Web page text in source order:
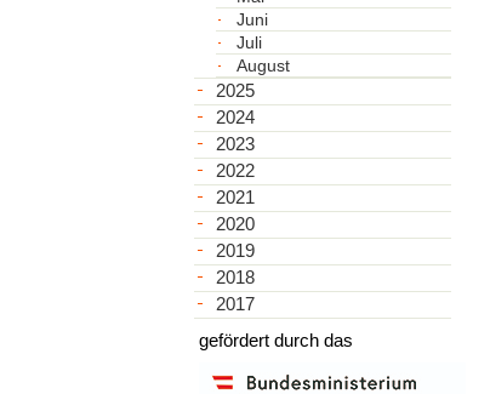
Juni
Juli
August
2025
2024
2023
2022
2021
2020
2019
2018
2017
gefördert durch das